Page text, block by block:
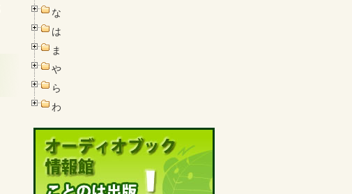
な
は
ま
や
ら
わ